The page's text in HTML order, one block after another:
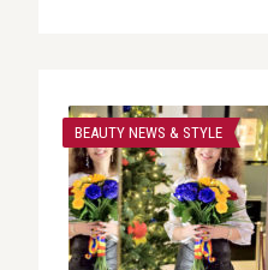
BEAUTY NEWS & STYLE